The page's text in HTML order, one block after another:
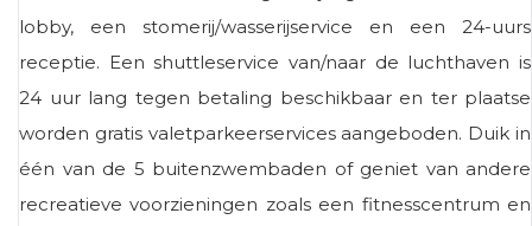
lobby, een stomerij/wasserijservice en een 24-uurs
receptie. Een shuttleservice van/naar de luchthaven is
24 uur lang tegen betaling beschikbaar en ter plaatse
worden gratis valetparkeerservices aangeboden. Duik in
één van de 5 buitenzwembaden of geniet van andere
recreatieve voorzieningen zoals een fitnesscentrum en